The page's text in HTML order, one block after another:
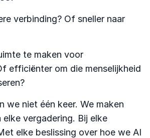
verbinding? Of sneller naar
te maken voor
efficiënter om die menselijkheid
we niet één keer. We maken
elke vergadering. Bij elke
elke beslissing over hoe we AI